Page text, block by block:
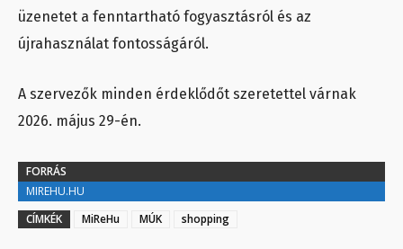
üzenetet a fenntartható fogyasztásról és az
újrahasználat fontosságáról.
A szervezők minden érdeklődőt szeretettel várnak
2026. május 29-én.
FORRÁS
MIREHU.HU
CÍMKÉK
MiReHu MÚK shopping